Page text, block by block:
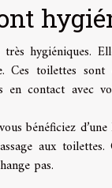
hygiéniques.
toilettes
contact avec
bénéficiez
aux
pas.